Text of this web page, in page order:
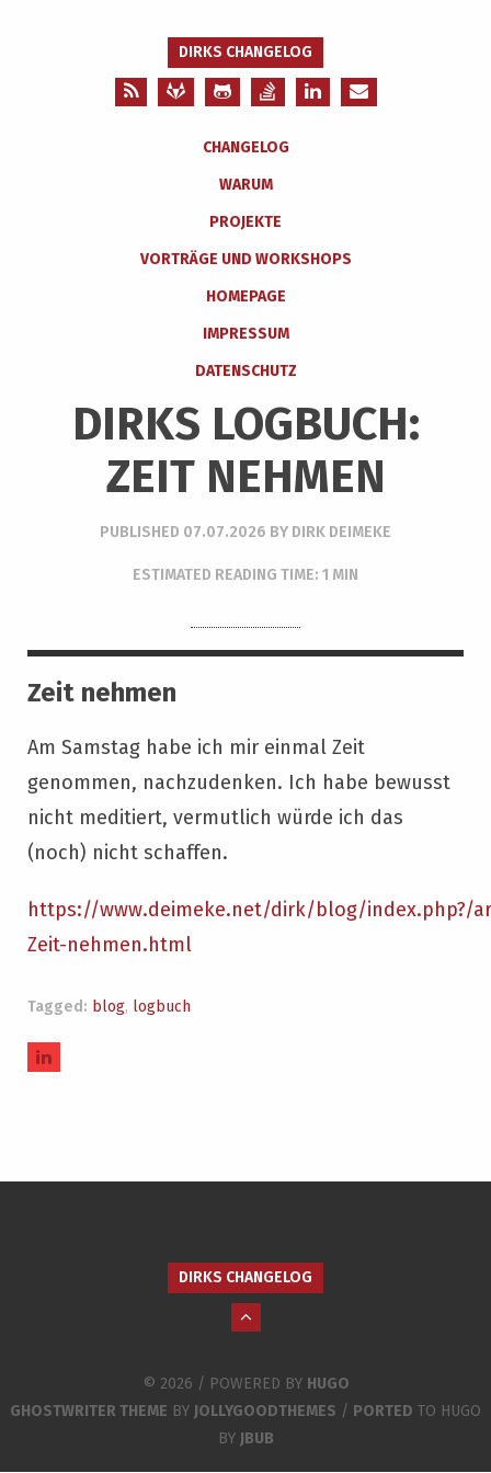
DIRKS CHANGELOG
CHANGELOG
WARUM
PROJEKTE
VORTRÄGE UND WORKSHOPS
HOMEPAGE
IMPRESSUM
DATENSCHUTZ
DIRKS LOGBUCH:
ZEIT NEHMEN
PUBLISHED 07.07.2026 BY DIRK DEIMEKE
ESTIMATED READING TIME: 1 MIN
Zeit nehmen
Am Samstag habe ich mir einmal Zeit
genommen, nachzudenken. Ich habe bewusst
nicht meditiert, vermutlich würde ich das
(noch) nicht schaffen.
https://www.deimeke.net/dirk/blog/index.php?/
Zeit-nehmen.html
Tagged: blog, logbuch
DIRKS CHANGELOG
© 2026 / POWERED BY HUGO
GHOSTWRITER THEME BY JOLLYGOODTHEMES / PORTED TO HUGO
BY JBUB